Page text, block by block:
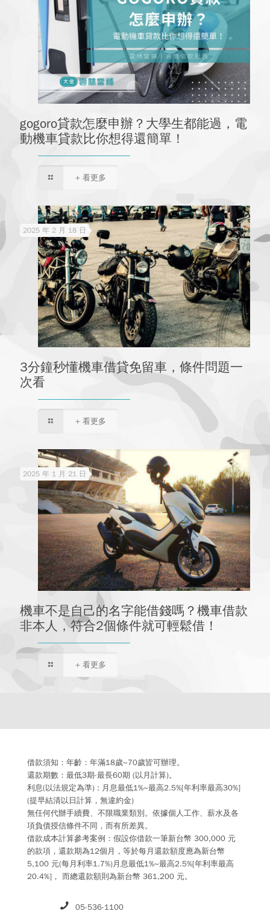
gogoro貸款怎麼申辦？大學生都能過，電
動機車貸款比你想得還簡單！
+ 看更多
2025 年 2 月 18 日
3分鐘秒懂機車借貸免留車，條件問題一
次看
+ 看更多
2025 年 1 月 21 日
機車不是自己的名字能借錢嗎？機車借款
非本人，符合2個條件就可輕鬆借！
+ 看更多
借款須知：年齡：年滿18歲~70歲皆可辦理。
還款期數：最低3期-最長60期 (以月計算)。
利息(以法規定為準) : 月息最低1%~最高2.5%[年利率最高30%]
(提早結清以日計算，無違約金)
無任何代辦手續費、不限職業類別。依據個人工作、薪水及各
項負債授信條件不同，而有所差異。
借款成本計算參考案例：假設你借款一筆新台幣 300,000 元
的款項，還款期為12個月，等於每月還款額度應為新台幣
5,100 元(每月利率1.7%)月息最低1%~最高2.5%[年利率最高
20.4%]， 而總還款額則為新台幣 361,200 元。
05-536-1100